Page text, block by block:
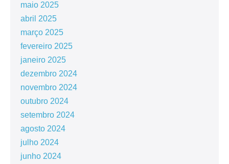
maio 2025
abril 2025
março 2025
fevereiro 2025
janeiro 2025
dezembro 2024
novembro 2024
outubro 2024
setembro 2024
agosto 2024
julho 2024
junho 2024